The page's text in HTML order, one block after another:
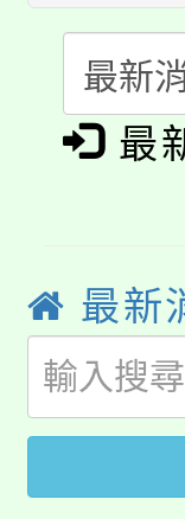
者。
份教
會
115
程
「本
局官
8月
開!
115
田徑
桃園
視
大
最
最新